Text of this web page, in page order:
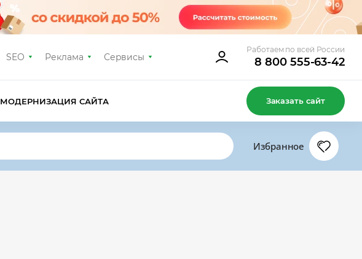
SEO Реклама Сервисы
Работаем по всей России
8 800 555-63-42
МОДЕРНИЗАЦИЯ САЙТА Заказать сайт
Избранное